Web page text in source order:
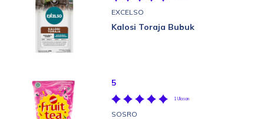
EXCELSO
Kalosi Toraja Bubuk
5
1 Ulasan
SOSRO